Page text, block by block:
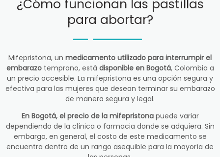
¿Cómo funcionan las pastillas
para abortar?
Mifepristona, un medicamento utilizado para interrumpir el
embarazotemprano, está disponible en Bogotá, Colombia a
un precio accesible. La mifepristona es una opción segura y
efectiva para las mujeres que desean terminar su embarazo
de manera segura y legal.
En Bogotá, el precio de la mifepristonapuede variar
dependiendo de la clínica o farmacia donde se adquiera. Sin
embargo, en general, el costo de este medicamento se
encuentra dentro de un rango asequible para la mayoría de